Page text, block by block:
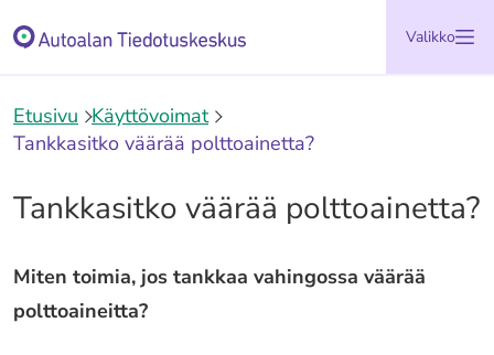
sisältöön
Etusivu Valikko
Etusivu Käyttövoimat
Tankkasitko väärää polttoainetta?
Tankkasitko väärää polttoainetta?
Miten toimia, jos tankkaa vahingossa väärää
polttoaineitta?